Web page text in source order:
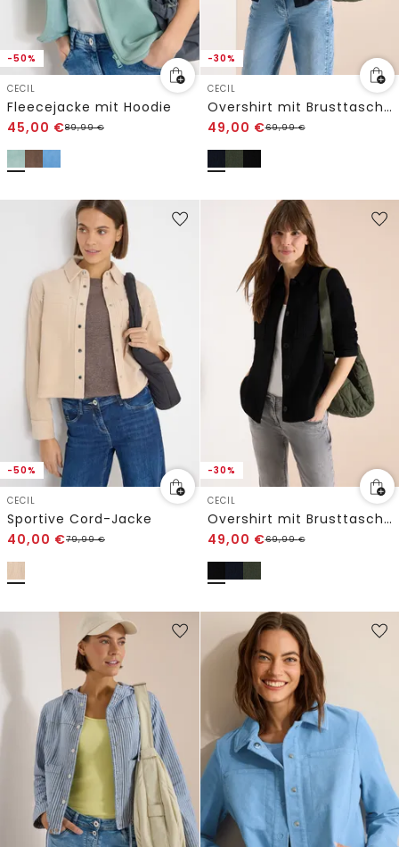
-50%
CECIL
Fleecejacke mit Hoodie
45,00 €89,99€
-30%
CECIL
Overshirt mit Brusttaschen und Struktur
49,00 €69,99€
-50%
CECIL
Sportive Cord-Jacke
40,00 €79,99€
-30%
CECIL
Overshirt mit Brusttaschen und Struktur
49,00 €69,99€